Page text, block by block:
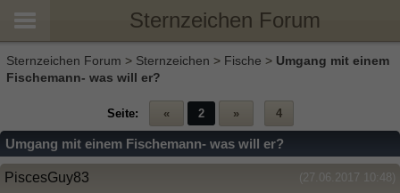
Sternzeichen Forum
Sternzeichen Forum > Sternzeichen > Fische > Umgang mit einem
Fischemann- was will er?
Seite: « 2 » 4
Umgang mit einem Fischemann- was will er?
(27.06.2017 10:48)
PiscesGuy83